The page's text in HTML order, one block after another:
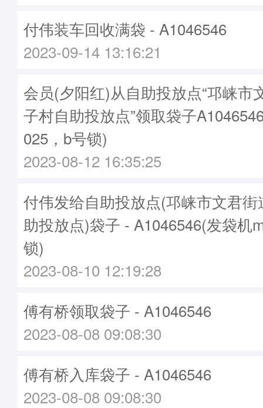
付伟装车回收满袋 - A1046546
2023-09-14 13:16:21
会员(夕阳红)从自助投放点“邛崃市
子村自助投放点”领取袋子
025，b号锁)
2023-08-12 16:35:25
付伟发给自助投放点(邛崃市文君
助投放点)袋子 - A1046546(发袋机
锁)
2023-08-10 12:19:28
傅有桥领取袋子 - A1046546
2023-08-08 09:08:30
傅有桥入库袋子 - A1046546
2023-08-08 09:08:30